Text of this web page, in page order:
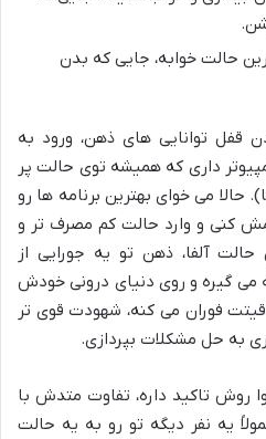
حالت خوابه، جایی که بدن
قفل توانایی های ذهن، ورود به
داری که همیشه توی حالت پر
حالا می خوای بهترین برنامه ها رو
کنی و وارد حالت کم مصرف تر و
حالت آلفا، ذهن تو یه جورایی از
می گیره و روی دنیای درونی خودش
فوران می کنه، شهودت قوی تر
به حل مشکلات بپردازی.
روش تاکید داره، تفاوت متدش با
یه نفر دیگه تو رو به یه حالت